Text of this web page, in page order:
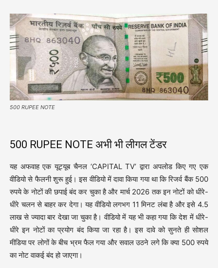
500 RUPEE NOTE
500 RUPEE NOTE अभी भी लीगल टेंडर
यह अफवाह एक यूट्यूब चैनल ‘CAPITAL TV’ द्वारा अपलोड किए गए एक
वीडियो से फैलनी शुरू हुई। इस वीडियो में दावा किया गया था कि रिजर्व बैंक 500
रुपये के नोटों की छपाई बंद कर चुका है और मार्च 2026 तक इन नोटों को धीरे-
धीरे चलन से बाहर कर देगा। यह वीडियो लगभग 11 मिनट लंबा है और इसे 4.5
लाख से ज्यादा बार देखा जा चुका है। वीडियो में यह भी कहा गया कि देश में धीरे-
धीरे इन नोटों का प्रयोग बंद किया जा रहा है। इस दावे को सुनते ही सोशल
मीडिया पर लोगों के बीच भ्रम फैल गया और सवाल उठने लगे कि क्या 500 रुपये
का नोट वाकई बंद हो जाएगा।